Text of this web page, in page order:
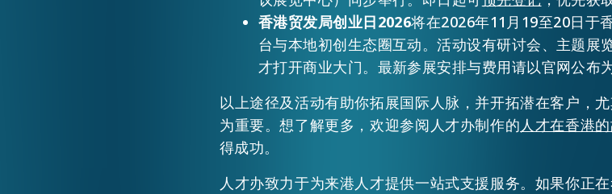
香港贸发局创业日2026将在2026年11月19至20日于
台与本地初创生态圈互动。活动设有研讨会、主题展
才打开商业大门。最新参展安排与费用请以官网公布为
以上途径及活动有助你拓展国际人脉，并开拓潜在客户，
为重要。想了解更多，欢迎参阅人才办制作的人才在香港
得成功。
人才办致力于为来港人才提供一站式支援服务。如果你正